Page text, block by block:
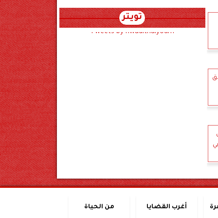
تويتر
Tweets by hwadithalyoum
أغرب القضايا من الحياة